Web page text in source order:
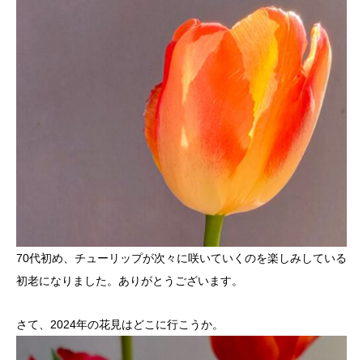
70代初め、チューリップが次々に咲いていくのを楽しみしている
初老になりました。ありがとうございます。
さて、2024年の花見はどこに行こうか。